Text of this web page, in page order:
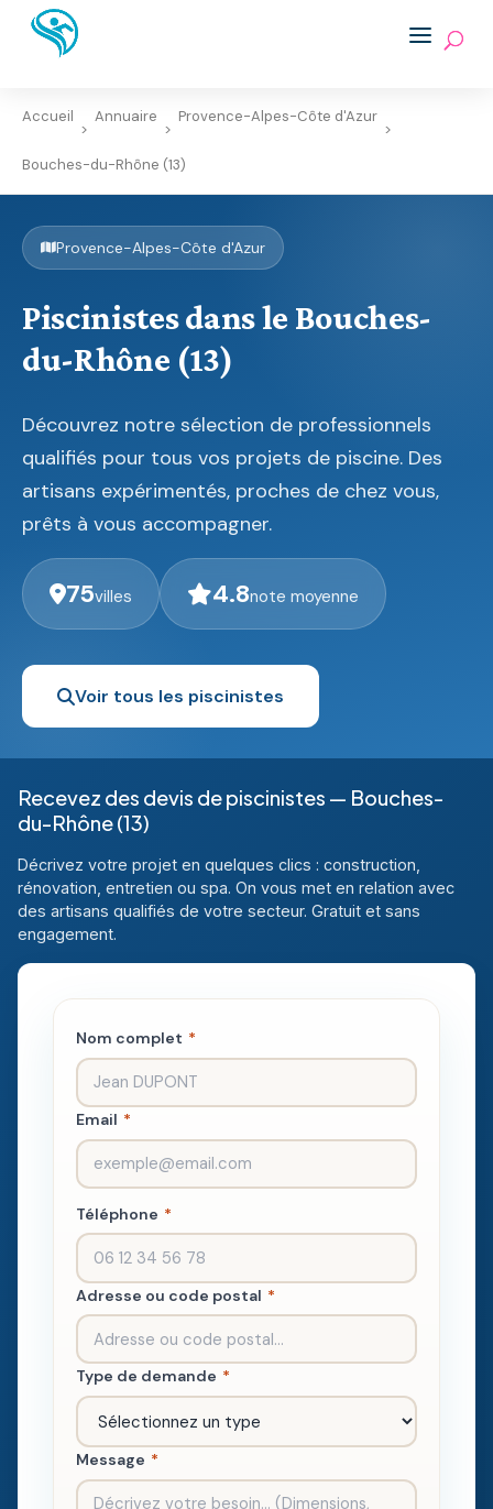
Accueil
>
Annuaire
>
Provence-Alpes-Côte d'Azur
>
Bouches-du-Rhône (13)
Provence-Alpes-Côte d'Azur
Piscinistes dans le Bouches-
du-Rhône (13)
Découvrez notre sélection de professionnels
qualifiés pour tous vos projets de piscine. Des
artisans expérimentés, proches de chez vous,
prêts à vous accompagner.
75villes 4.8note moyenne
Voir tous les piscinistes
Recevez des devis de piscinistes — Bouches-
du-Rhône (13)
Décrivez votre projet en quelques clics : construction,
rénovation, entretien ou spa. On vous met en relation avec
des artisans qualifiés de votre secteur. Gratuit et sans
engagement.
Nom complet *
Email *
Téléphone *
Adresse ou code postal *
Type de demande *
Message *